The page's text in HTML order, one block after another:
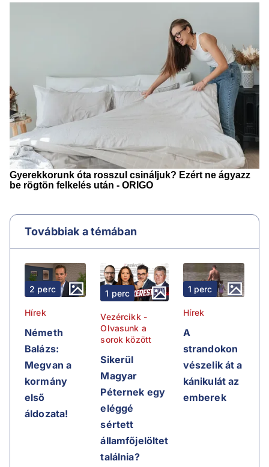
Továbbiak a témában
2 perc
Hírek
Németh
Balázs:
Megvan a
kormány
első
áldozata!
1 perc
Vezércikk -
Olvasunk a
sorok között
Sikerül
Magyar
Péternek egy
eléggé
sértett
államfőjelöltet
találnia?
1 perc
Hírek
A
strandokon
vészelik át a
kánikulát az
emberek